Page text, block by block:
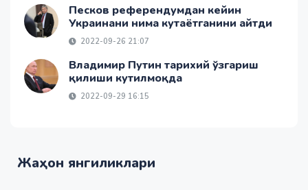
Песков референдумдан кейин
Украинани нима кутаётганини айтди
2022-09-26 21:07
Владимир Путин тарихий ўзгариш
қилиши кутилмоқда
2022-09-29 16:15
Жаҳон янгиликлари